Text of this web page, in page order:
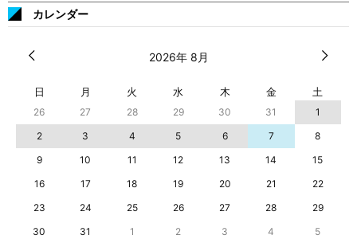
カレンダー
2026年 8月
日 月 火 水 木 金 土
26 27 28 29 30 31
1
2
3 4 5 6 7
8
9
10 11 12 13 14
15
16
17 18 19 20 21
22
23
24 25 26 27 28
29
30
31 1 2 3 4 5